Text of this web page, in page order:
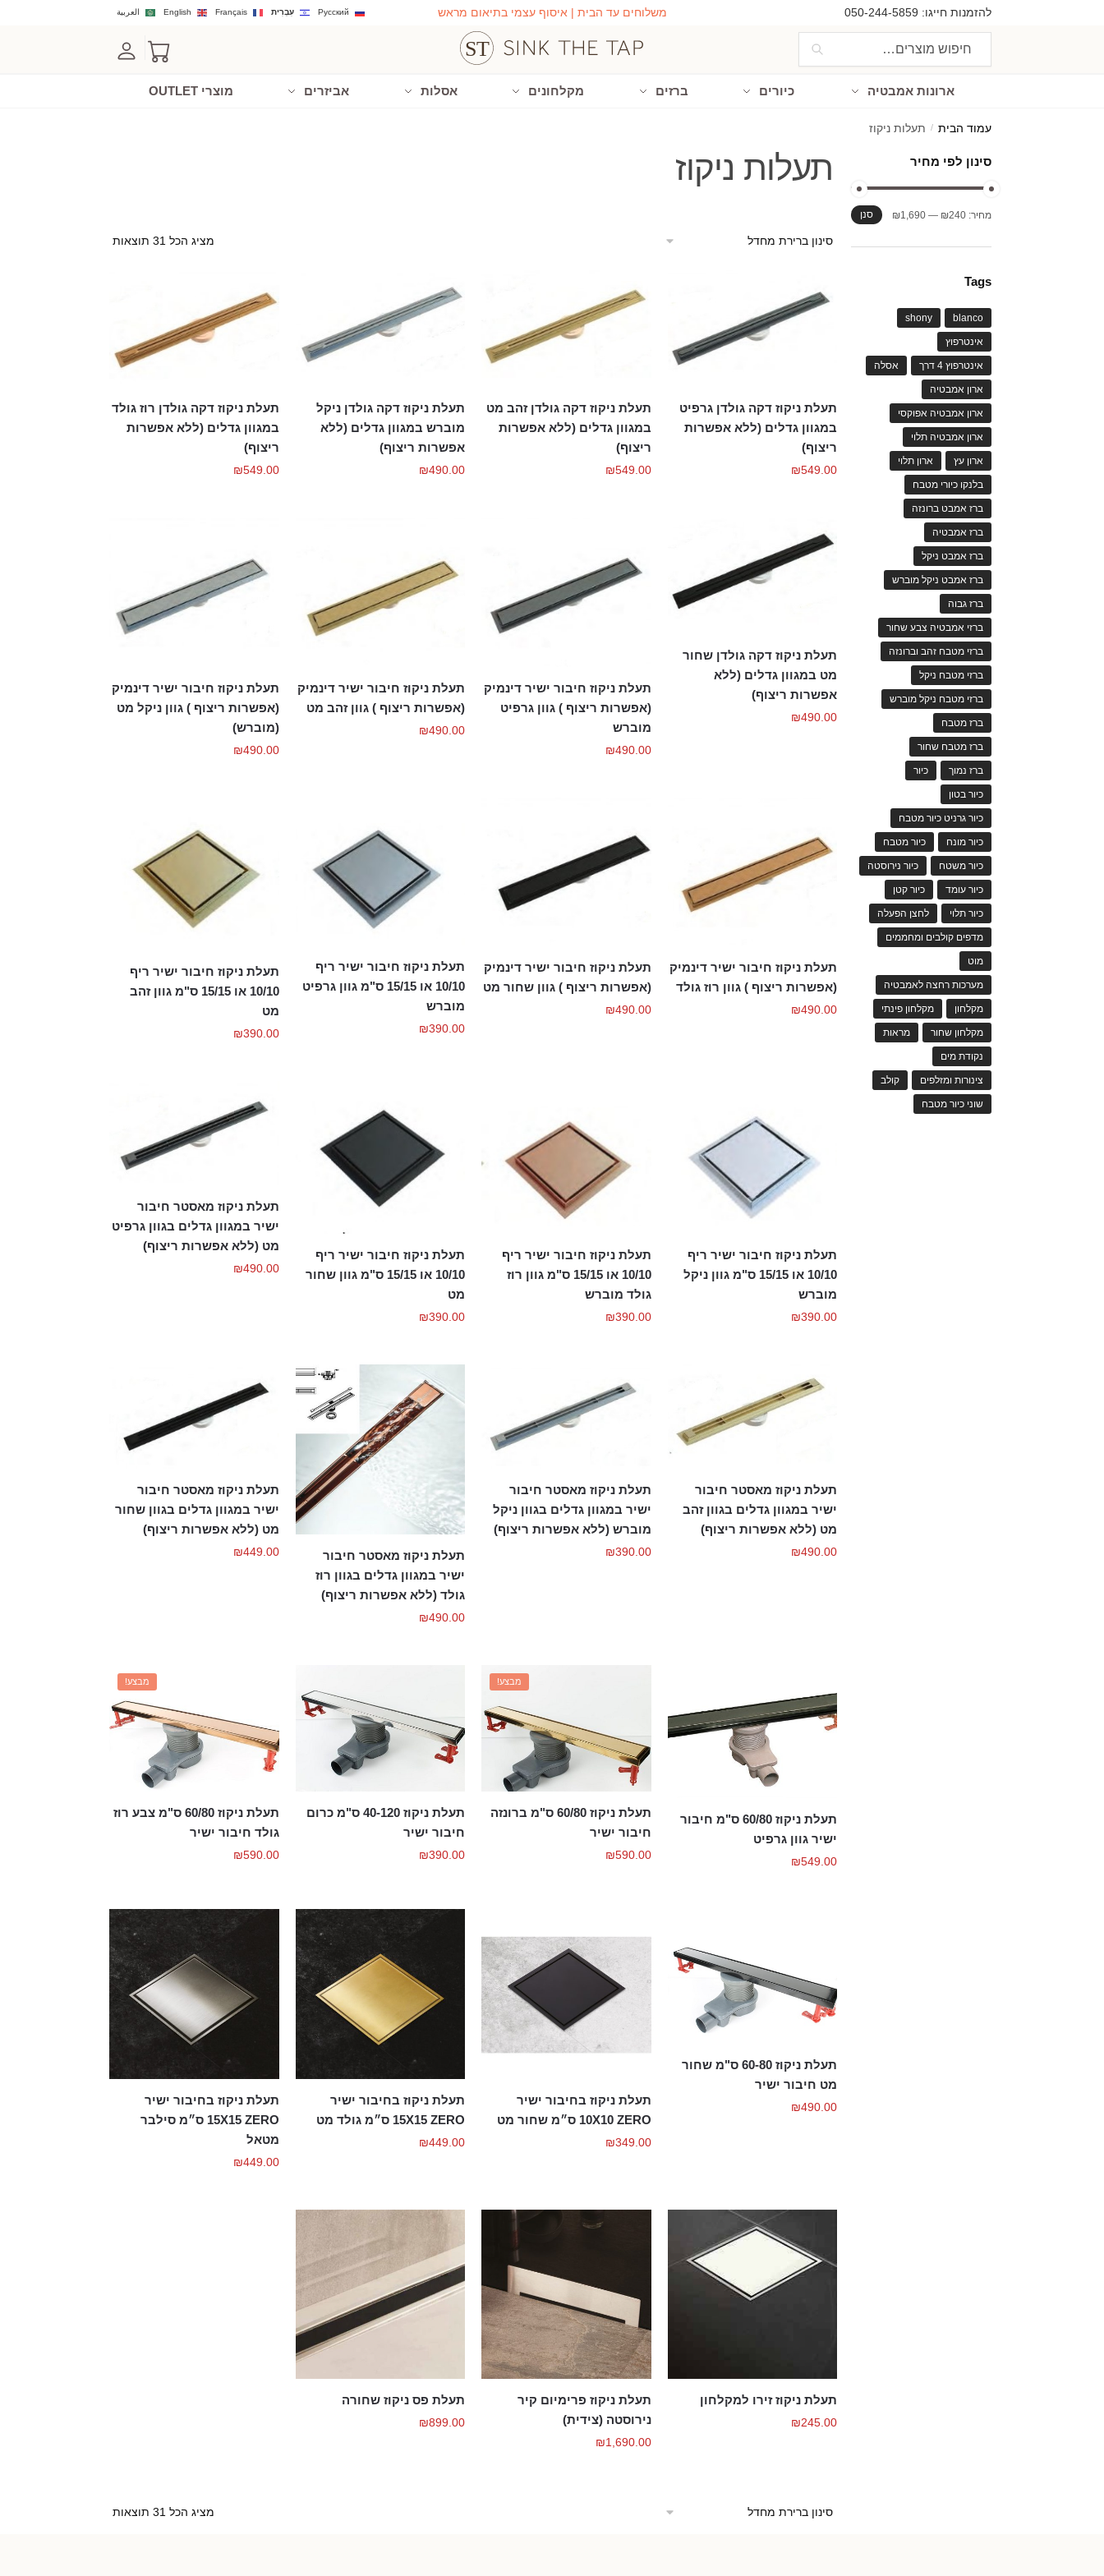
להזמנות חייגו: 050-244-5859 משלוחים עד הבית | איסוף עצמי בתיאום מראש العربية English Français עִבְרִית Русский
חיפוש
ארונות אמבטיה כיורים ברזים מקלחונים אסלות אביזרים מוצרי OUTLET
עמוד הבית / תעלות ניקוז
תעלות ניקוז
מציג הכל 31 תוצאות
תעלת ניקוז דקה גולדן גרפיט
במגוון גדלים (ללא אפשרות
ריצוף)
₪549.00
תעלת ניקוז דקה גולדן זהב מט
במגוון גדלים (ללא אפשרות
ריצוף)
₪549.00
תעלת ניקוז דקה גולדן ניקל
מוברש במגוון גדלים (ללא
אפשרות ריצוף)
₪490.00
תעלת ניקוז דקה גולדן רוז גולד
במגוון גדלים (ללא אפשרות
ריצוף)
₪549.00
תעלת ניקוז דקה גולדן שחור
מט במגוון גדלים (ללא
אפשרות ריצוף)
₪490.00
תעלת ניקוז חיבור ישיר דינמיק
(אפשרות ריצוף ) גוון גרפיט
מוברש
₪490.00
תעלת ניקוז חיבור ישיר דינמיק
(אפשרות ריצוף ) גוון זהב מט
₪490.00
תעלת ניקוז חיבור ישיר דינמיק
(אפשרות ריצוף ) גוון ניקל מט
(מוברש)
₪490.00
תעלת ניקוז חיבור ישיר דינמיק
(אפשרות ריצוף ) גוון רוז גולד
₪490.00
תעלת ניקוז חיבור ישיר דינמיק
(אפשרות ריצוף ) גוון שחור מט
₪490.00
תעלת ניקוז חיבור ישיר ריף
10/10 או 15/15 ס"מ גוון גרפיט
מוברש
₪390.00
תעלת ניקוז חיבור ישיר ריף
10/10 או 15/15 ס"מ גוון זהב
מט
₪390.00
תעלת ניקוז חיבור ישיר ריף
10/10 או 15/15 ס"מ גוון ניקל
מוברש
₪390.00
תעלת ניקוז חיבור ישיר ריף
10/10 או 15/15 ס"מ גוון רוז
גולד מוברש
₪390.00
תעלת ניקוז חיבור ישיר ריף
10/10 או 15/15 ס"מ גוון שחור
מט
₪390.00
תעלת ניקוז מאסטר חיבור
ישיר במגוון גדלים בגוון גרפיט
מט (ללא אפשרות ריצוף)
₪490.00
תעלת ניקוז מאסטר חיבור
ישיר במגוון גדלים בגוון זהב
מט (ללא אפשרות ריצוף)
₪490.00
תעלת ניקוז מאסטר חיבור
ישיר במגוון גדלים בגוון ניקל
מוברש (ללא אפשרות ריצוף)
₪390.00
תעלת ניקוז מאסטר חיבור
ישיר במגוון גדלים בגוון רוז
גולד (ללא אפשרות ריצוף)
₪490.00
תעלת ניקוז מאסטר חיבור
ישיר במגוון גדלים בגוון שחור
מט (ללא אפשרות ריצוף)
₪449.00
תעלת ניקוז 60/80 ס"מ חיבור
ישיר גוון גרפיט
₪549.00
מבצע!
תעלת ניקוז 60/80 ס"מ ברונזה
חיבור ישיר
₪590.00
תעלת ניקוז 40-120 ס"מ כרום
חיבור ישיר
₪390.00
מבצע!
תעלת ניקוז 60/80 ס"מ צבע רוז
גולד חיבור ישיר
₪590.00
תעלת ניקוז 60-80 ס"מ שחור
מט חיבור ישיר
₪490.00
תעלת ניקוז בחיבור ישיר
10X10 ZERO ס״מ שחור מט
₪349.00
תעלת ניקוז בחיבור ישיר
15X15 ZERO ס״מ גולד מט
₪449.00
תעלת ניקוז בחיבור ישיר
15X15 ZERO ס״מ סילבר
מטאל
₪449.00
תעלת ניקוז זירו למקלחון
₪245.00
תעלת ניקוז פרימיום קיר
נירוסטה (צידית)
₪1,690.00
תעלת פס ניקוז שחורה
₪899.00
מציג הכל 31 תוצאות
סינון לפי מחיר
מחיר
מחיר
סנן מחיר: ₪240
—
₪1,690
Tags
blanco
shony
אינטרפוץ
אינטרפוץ 4 דרך אסלה
ארון אמבטיה
ארון אמבטיה אפוקסי
ארון אמבטיה תלוי
ארון עץ ארון תלוי
בלנקו כיורי מטבח
ברז אמבט ברונזה
ברז אמבטיה
ברז אמבט ניקל
ברז אמבט ניקל מוברש
ברז גבוה
ברזי אמבטיה צבע שחור
ברזי מטבח זהב וברונזה
ברזי מטבח ניקל
ברזי מטבח ניקל מוברש
ברז מטבח
ברז מטבח שחור
ברז נמוך כיור
כיור בטון
כיור גרניט כיור מטבח
כיור מונח כיור מטבח
כיור משטח כיור נירוסטה
כיור עומד כיור קטן
כיור תלוי לחצן הפעלה
מדפים קולבים ומחממים
מוט
מערכות רחצה לאמבטיה
מקלחון מקלחון פינתי
מקלחון שחור מראות
נקודת מים
צינורות ומזלפים קולב
שוני כיור מטבח